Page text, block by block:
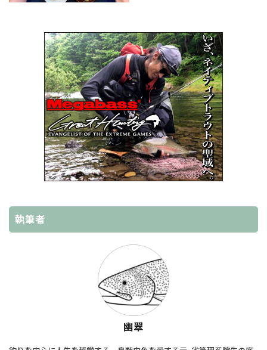
執筆者
幽翠